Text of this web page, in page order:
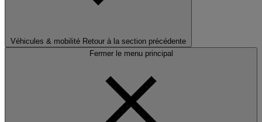
Véhicules & mobilité Retour à la section précédente
Fermer le menu principal